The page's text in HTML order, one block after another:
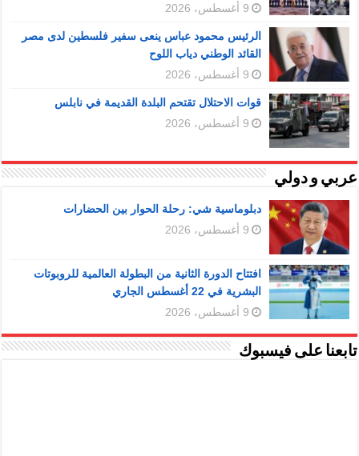
9 أغسطس، 2026
الرئيس محمود عباس ينعى سفير فلسطين لدى مصر
القائد الوطني دياب اللوح
9 أغسطس، 2026
قوات الاحتلال تقتحم البلدة القديمة في نابلس
9 أغسطس، 2026
عربي و دولي
دبلوماسية شي: رحلة الحوار بين الحضارات
9 أغسطس، 2026
افتتاح الدورة الثانية من البطولة العالمية للروبوتات
البشرية في 22 أغسطس الجاري
9 أغسطس، 2026
تابعنا على فيسبوك